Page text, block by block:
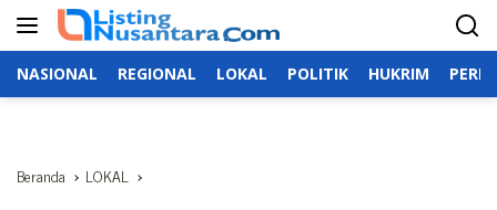
konten
NASIONAL REGIONAL LOKAL POLITIK HUKRIM
Beranda LOKAL